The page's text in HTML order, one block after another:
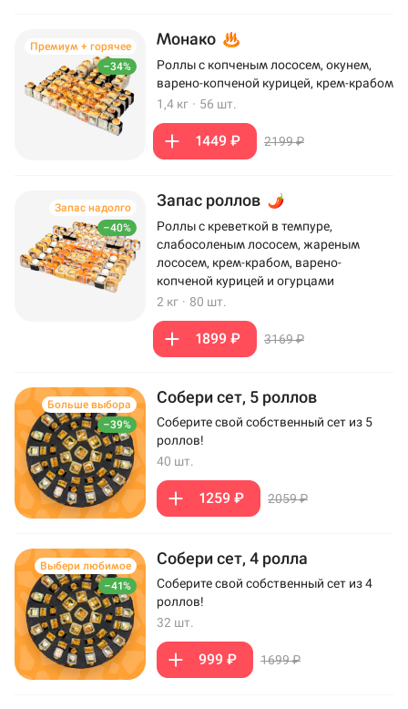
–34%
Премиум + горячее Монако
Роллы с копченым лососем, окунем,
варено-копченой курицей, крем-крабом
1,4 кг · 56 шт.
1449 ₽ 2199 ₽
–40%
Запас надолго Запас роллов
Роллы с креветкой в темпуре,
слабосоленым лососем, жареным
лососем, крем-крабом, варено-
копченой курицей и огурцами
2 кг · 80 шт.
1899 ₽ 3169 ₽
–39%
Больше выбора Собери сет, 5 роллов
Соберите свой собственный сет из 5
роллов!
40 шт.
1259 ₽ 2059 ₽
–41%
Выбери любимое Собери сет, 4 ролла
Соберите свой собственный сет из 4
роллов!
32 шт.
999 ₽ 1699 ₽